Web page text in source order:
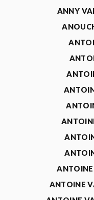
ANNY
ANTOINE
ANTOINE